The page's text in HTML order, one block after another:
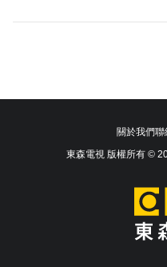
關於我們聯
東森電視 版權所有 ©